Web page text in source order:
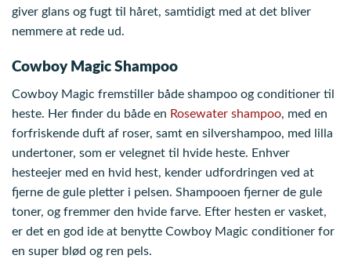
giver glans og fugt til håret, samtidigt med at det bliver
nemmere at rede ud.
Cowboy Magic Shampoo
Cowboy Magic fremstiller både shampoo og conditioner til
heste. Her finder du både en Rosewater shampoo, med en
forfriskende duft af roser, samt en silvershampoo, med lilla
undertoner, som er velegnet til hvide heste. Enhver
hesteejer med en hvid hest, kender udfordringen ved at
fjerne de gule pletter i pelsen. Shampooen fjerner de gule
toner, og fremmer den hvide farve. Efter hesten er vasket,
er det en god ide at benytte Cowboy Magic conditioner for
en super blød og ren pels.